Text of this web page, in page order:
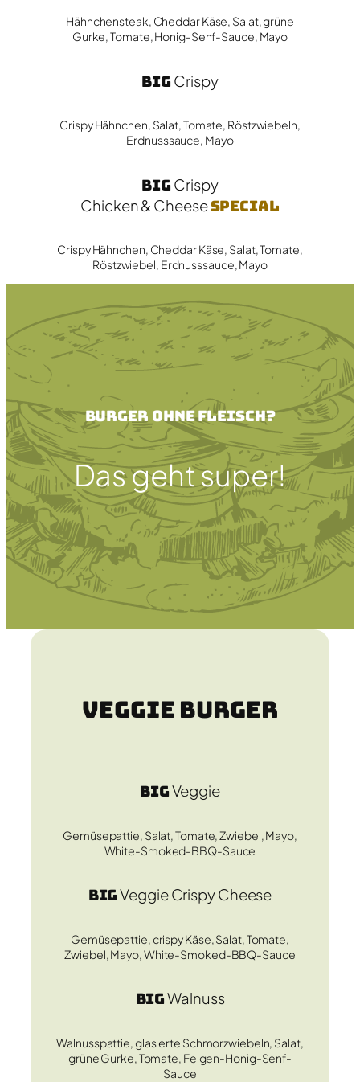
Hähnchensteak, Cheddar Käse, Salat, grüne
Gurke, Tomate, Honig-Senf-Sauce, Mayo
BigCrispy
Crispy Hähnchen, Salat, Tomate, Röstzwiebeln,
Erdnusssauce, Mayo
BigCrispy
Chicken & CheeseSpecial
Crispy Hähnchen, Cheddar Käse, Salat, Tomate,
Röstzwiebel, Erdnusssauce, Mayo
Burger ohne Fleisch?
Das geht super!
Veggie Burger
BigVeggie
Gemüsepattie, Salat, Tomate, Zwiebel, Mayo,
White-Smoked-BBQ-Sauce
BigVeggie Crispy Cheese
Gemüsepattie, crispy Käse, Salat, Tomate,
Zwiebel, Mayo, White-Smoked-BBQ-Sauce
BigWalnuss
Walnusspattie, glasierte Schmorzwiebeln, Salat,
grüne Gurke, Tomate, Feigen-Honig-Senf-
Sauce